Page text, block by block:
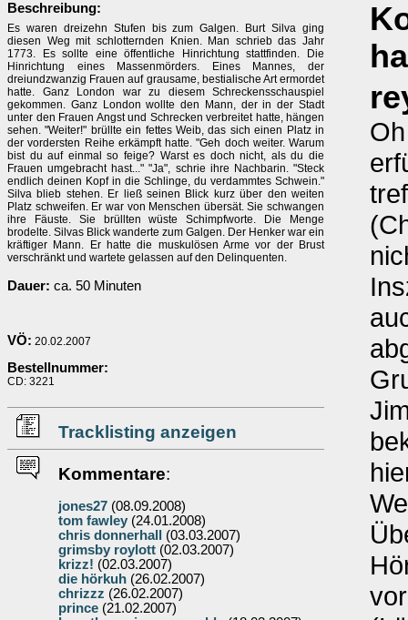
Beschreibung:
Es waren dreizehn Stufen bis zum Galgen. Burt Silva ging
diesen Weg mit schlotternden Knien. Man schrieb das Jahr
1773. Es sollte eine öffentliche Hinrichtung stattfinden. Die
Hinrichtung eines Massenmörders. Eines Mannes, der
dreiundzwanzig Frauen auf grausame, bestialische Art ermordet
hatte. Ganz London war zu diesem Schreckensschauspiel
gekommen. Ganz London wollte den Mann, der in der Stadt
unter den Frauen Angst und Schrecken verbreitet hatte, hängen
sehen. "Weiter!" brüllte ein fettes Weib, das sich einen Platz in
der vordersten Reihe erkämpft hatte. "Geh doch weiter. Warum
bist du auf einmal so feige? Warst es doch nicht, als du die
Frauen umgebracht hast..." "Ja", schrie ihre Nachbarin. "Steck
endlich deinen Kopf in die Schlinge, du verdammtes Schwein."
Silva blieb stehen. Er ließ seinen Blick kurz über den weiten
Platz schweifen. Er war von Menschen übersät. Sie schwangen
ihre Fäuste. Sie brüllten wüste Schimpfworte. Die Menge
brodelte. Silvas Blick wanderte zum Galgen. Der Henker war ein
kräftiger Mann. Er hatte die muskulösen Arme vor der Brust
verschränkt und wartete gelassen auf den Delinquenten.
Dauer: ca. 50 Minuten
VÖ: 20.02.2007
Bestellnummer:
CD: 3221
Tracklisting anzeigen
Kommentare:
jones27 (08.09.2008)
tom fawley (24.01.2008)
chris donnerhall
(03.03.2007)
grimsby roylott (02.03.2007)
krizz! (02.03.2007)
die hörkuh (26.02.2007)
chrizzz (26.02.2007)
prince (21.02.2007)